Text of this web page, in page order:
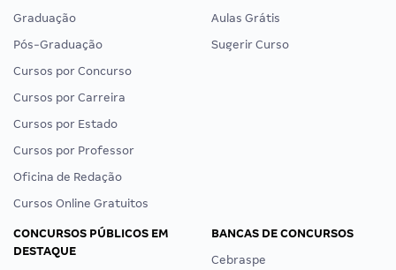
Graduação
Pós-Graduação
Cursos por Concurso
Cursos por Carreira
Cursos por Estado
Cursos por Professor
Oficina de Redação
Cursos Online Gratuitos
Aulas Grátis
Sugerir Curso
CONCURSOS PÚBLICOS EM
DESTAQUE
BANCAS DE CONCURSOS
Cebraspe